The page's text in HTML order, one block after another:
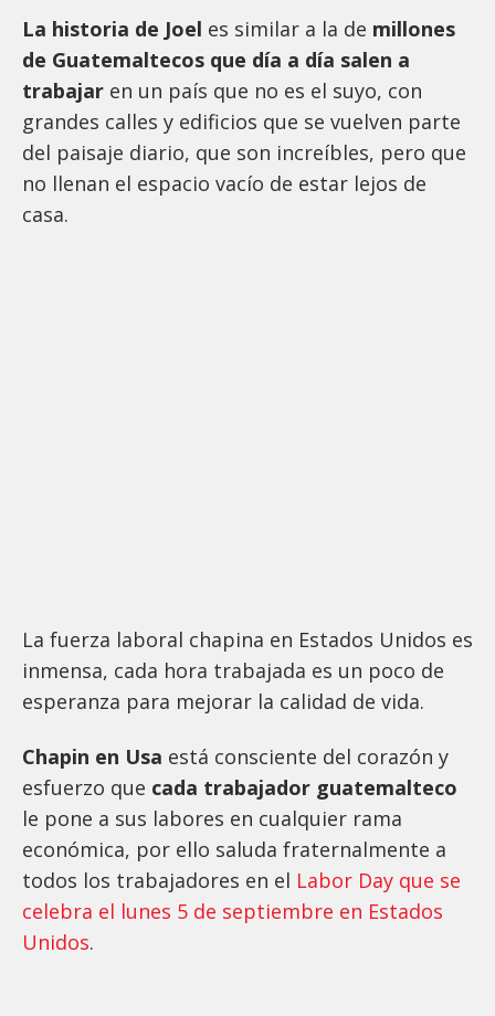
La historia de Joel es similar a la de millones
de Guatemaltecos que día a día salen a
trabajar en un país que no es el suyo, con
grandes calles y edificios que se vuelven parte
del paisaje diario, que son increíbles, pero que
no llenan el espacio vacío de estar lejos de
casa.
La fuerza laboral chapina en Estados Unidos es
inmensa, cada hora trabajada es un poco de
esperanza para mejorar la calidad de vida.
Chapin en Usa está consciente del corazón y
esfuerzo que cada trabajador guatemalteco
le pone a sus labores en cualquier rama
económica, por ello saluda fraternalmente a
todos los trabajadores en el Labor Day que se
celebra el lunes 5 de septiembre en Estados
Unidos.